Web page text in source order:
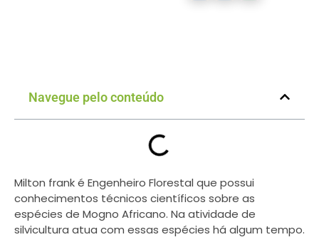
Navegue pelo conteúdo
Milton frank é Engenheiro Florestal que possui
conhecimentos técnicos científicos sobre as
espécies de Mogno Africano. Na atividade de
silvicultura atua com essas espécies há algum tempo.